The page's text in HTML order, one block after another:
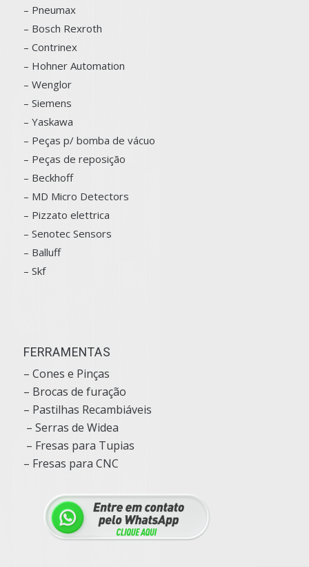
– Pneumax
– Bosch Rexroth
– Contrinex
– Hohner Automation
– Wenglor
– Siemens
– Yaskawa
– Peças p/ bomba de vácuo
– Peças de reposição
– Beckhoff
– MD Micro Detectors
– Pizzato elettrica
– Senotec Sensors
– Balluff
– Skf
FERRAMENTAS
– Cones e Pinças
– Brocas de furação
– Pastilhas Recambiáveis
– Serras de Widea
– Fresas para Tupias
– Fresas para CNC